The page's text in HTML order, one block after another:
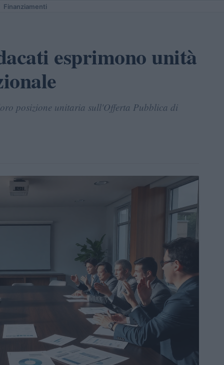
Finanziamenti
esprimono unità
posizione unitaria sull'Offerta Pubblica di